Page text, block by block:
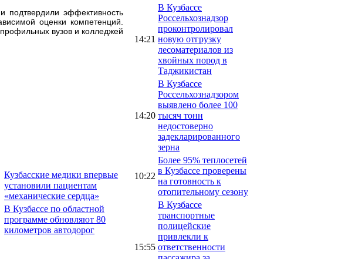
подтвердили эффективность
оценки компетенций.
вузов и колледжей
Кузбасские медики впервые
установили пациентам
«механические сердца»
В Кузбассе по областной
программе обновляют 80
километров автодорог
14:21
В Кузбассе
Россельхознадзор
проконтролировал
новую отгрузку
лесоматериалов из
хвойных пород в
Таджикистан
14:20
В Кузбассе
Россельхознадзором
выявлено более 100
тысяч тонн
недостоверно
задекларированного
зерна
10:22
Более 95% теплосетей
в Кузбассе проверены
на готовность к
отопительному сезону
15:55
В Кузбассе
транспортные
полицейские
привлекли к
ответственности